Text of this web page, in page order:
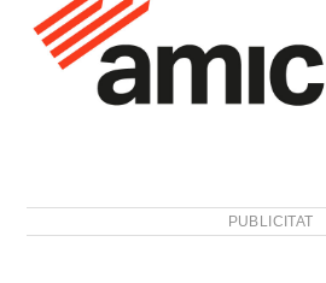
PUBLICITAT